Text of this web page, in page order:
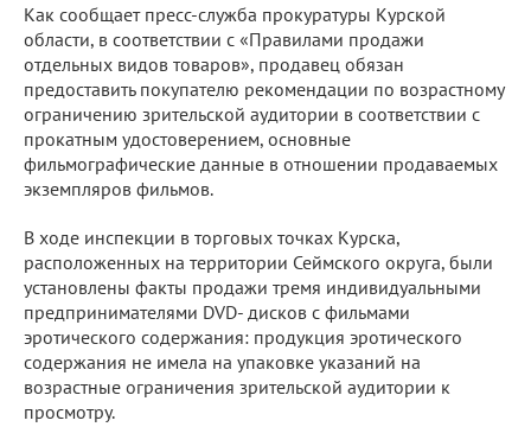
Как сообщает пресс-служба прокуратуры Курской
области, в соответствии с «Правилами продажи
отдельных видов товаров», продавец обязан
предоставить покупателю рекомендации по возрастному
ограничению зрительской аудитории в соответствии с
прокатным удостоверением, основные
фильмографические данные в отношении продаваемых
экземпляров фильмов.
В ходе инспекции в торговых точках Курска,
расположенных на территории Сеймского округа, были
установлены факты продажи тремя индивидуальными
предпринимателями DVD- дисков с фильмами
эротического содержания: продукция эротического
содержания не имела на упаковке указаний на
возрастные ограничения зрительской аудитории к
просмотру.